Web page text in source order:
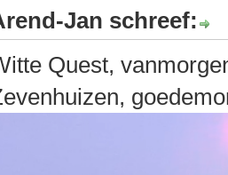
Jan schreef:
Quest,